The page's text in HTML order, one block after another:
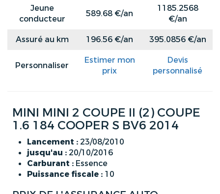
Jeune
conducteur
589.68 €/an
1185.2568
€/an
Assuré au km
196.56 €/an 395.0856 €/an
Personnaliser
Estimer mon
prix
Devis
personnalisé
MINI MINI 2 COUPE II (2) COUPE
1.6 184 COOPER S BV6 2014
Lancement : 23/08/2010
jusqu'au : 20/10/2016
Carburant : Essence
Puissance fiscale : 10